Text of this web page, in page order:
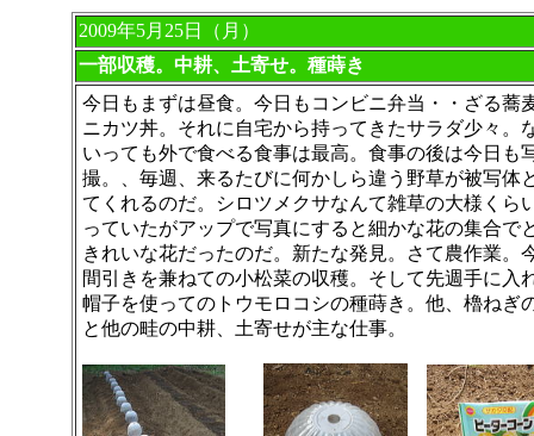
2009年5月25日（月）
一部収穫。中耕、土寄せ。種蒔き
今日もまずは昼食。今日もコンビニ弁当・・ざる蕎
ニカツ丼。それに自宅から持ってきたサラダ少々。
いっても外で食べる食事は最高。食事の後は今日も
撮。、毎週、来るたびに何かしら違う野草が被写体
てくれるのだ。シロツメクサなんて雑草の大様くら
っていたがアップで写真にすると細かな花の集合で
きれいな花だったのだ。新たな発見。さて農作業。
間引きを兼ねての小松菜の収穫。そして先週手に入
帽子を使ってのトウモロコシの種蒔き。他、櫓ねぎ
と他の畦の中耕、土寄せが主な仕事。